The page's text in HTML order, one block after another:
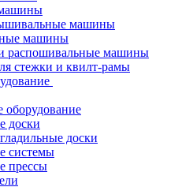
машины
машины
распошивальные машины
стежки и квилт-рамы
оборудование
доски
доски
системы
прессы